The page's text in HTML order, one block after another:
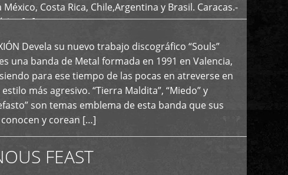
México, Costa Rica, Chile,Argentina y Brasil. Caracas.-
[…]
Devela su nuevo trabajo discográfico “Souls”
una banda de Metal formada en 1991 en Valencia,
para ese tiempo de las pocas en atreverse en
más agresivo. “Tierra Maldita”, “Miedo” y
son temas emblema de esta banda que sus
y corean […]
FEAST